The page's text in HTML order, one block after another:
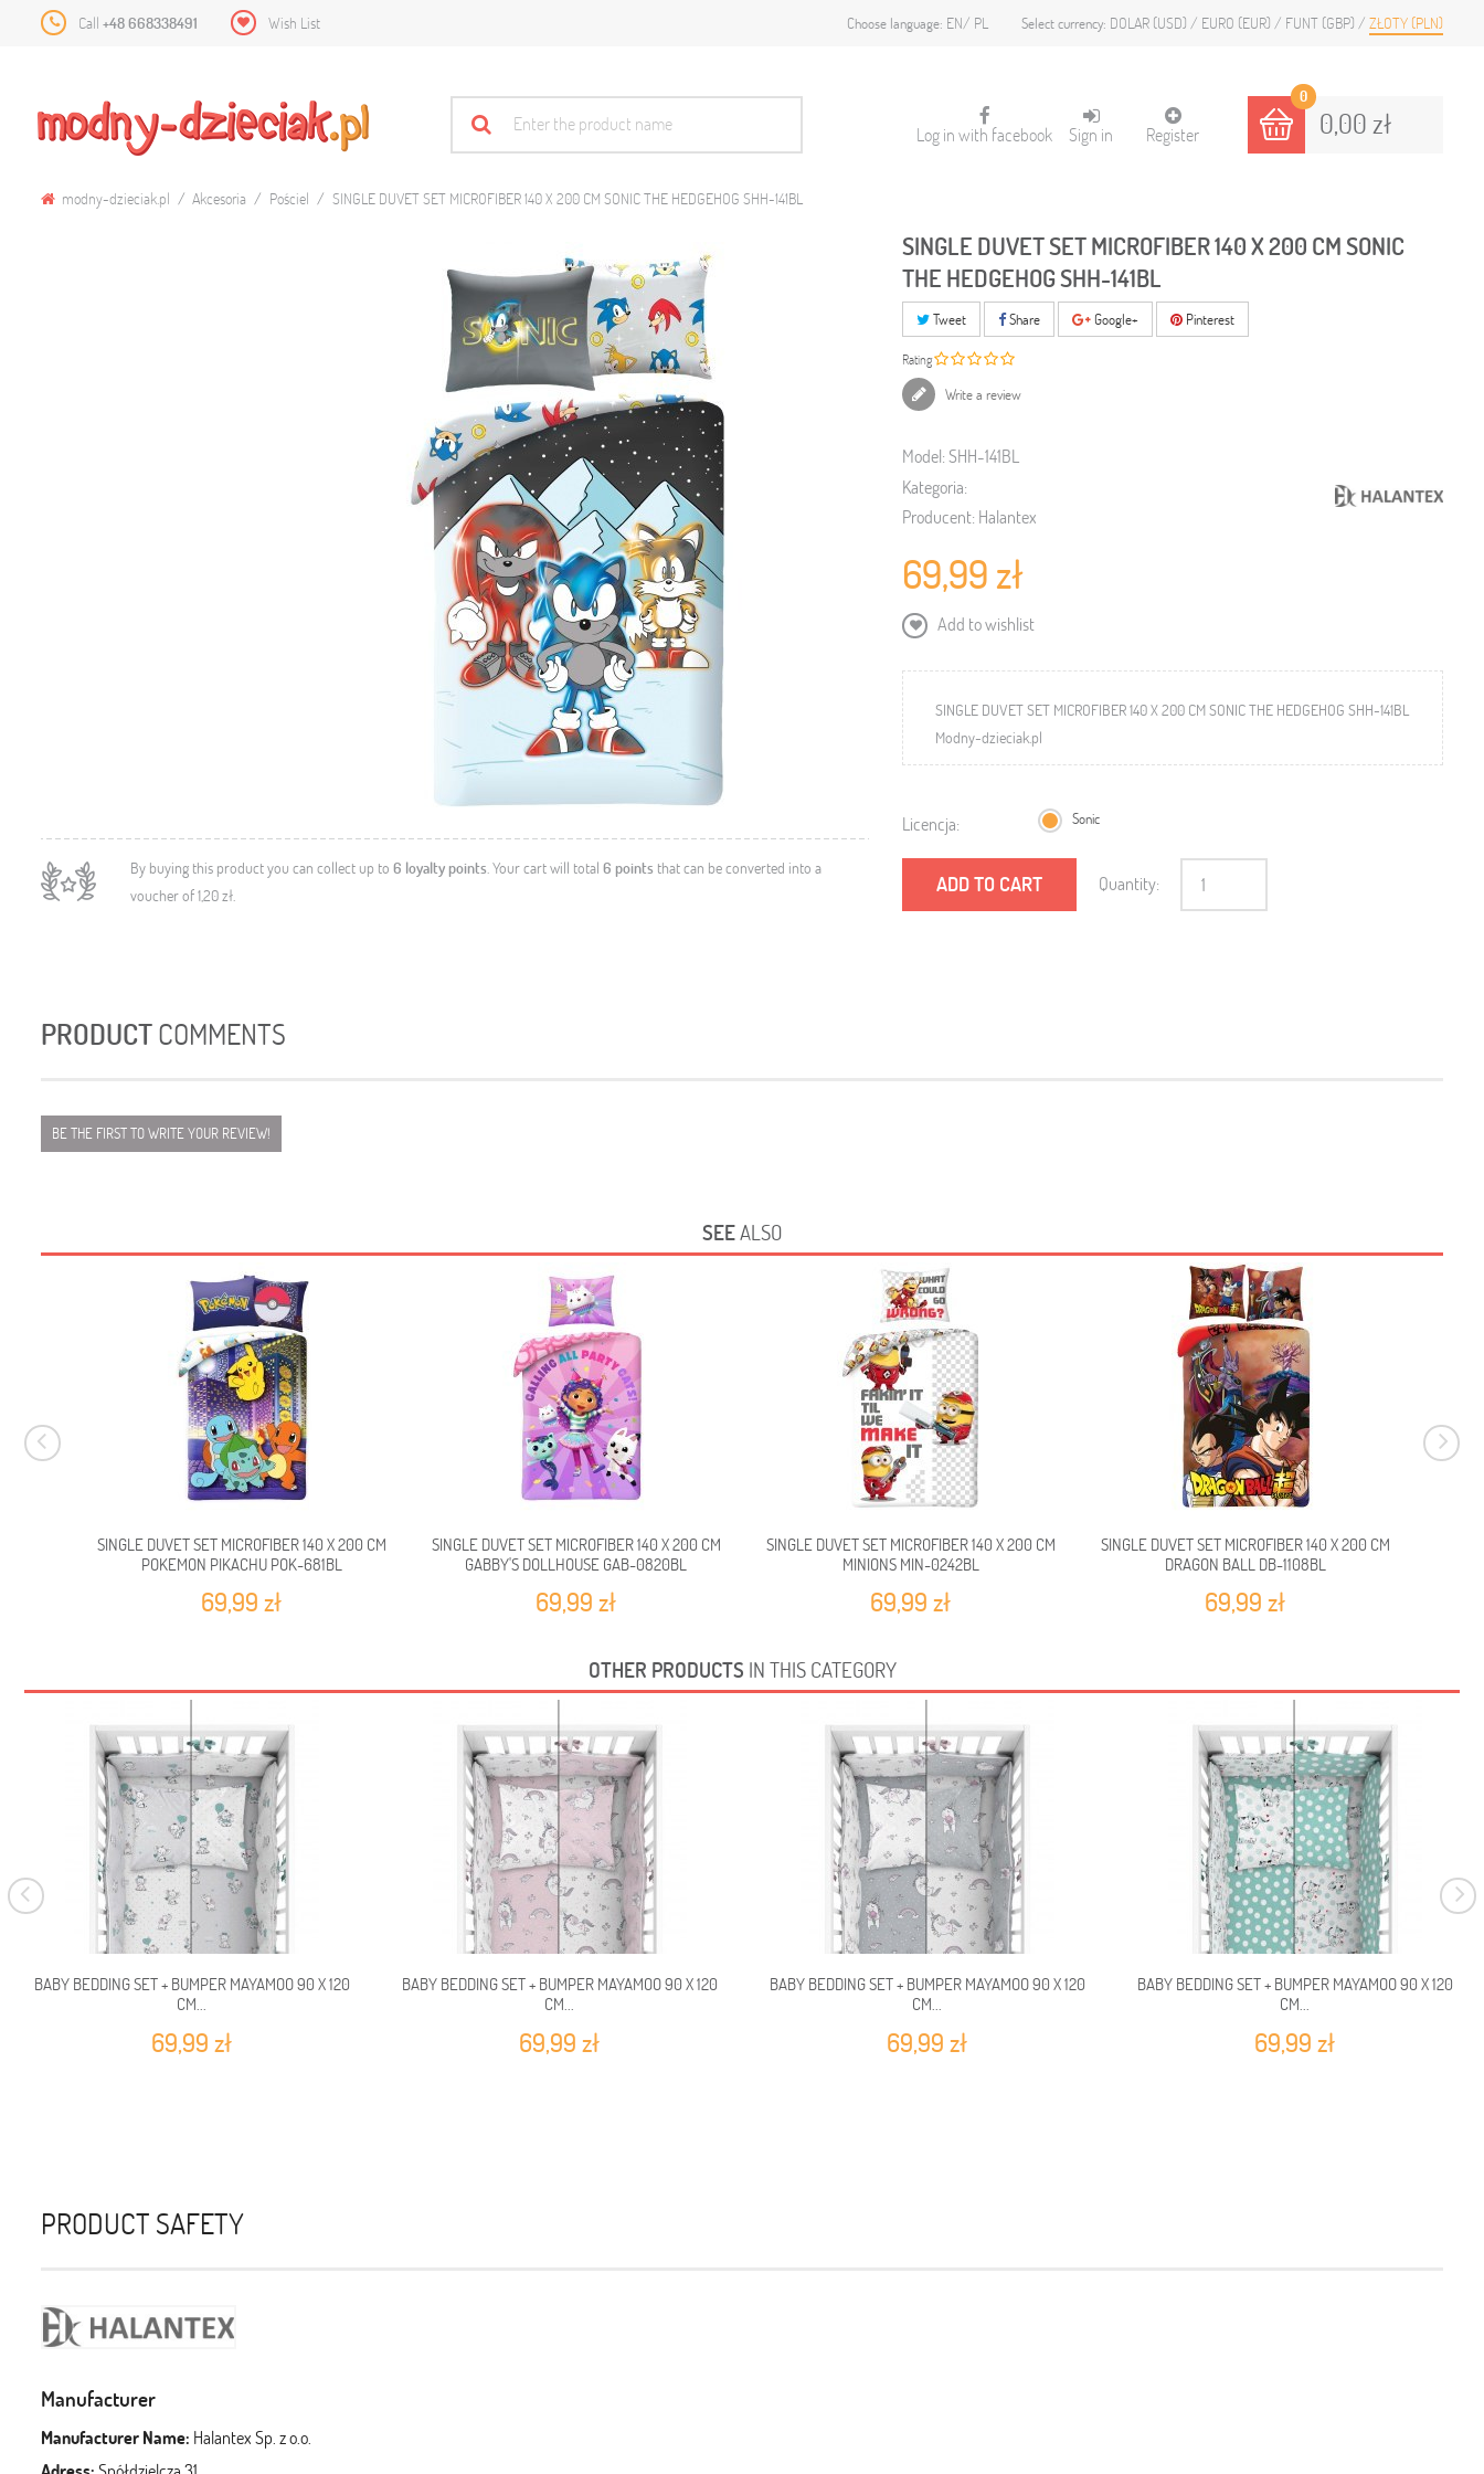
Call +48 668338491 Wish List Select currency: DOLAR (USD) EURO (EUR) FUNT (GBP) ZŁOTY (PLN)
Choose language: EN PL
0
0,00 zł
Sign in Register
Log in with facebook
modny-dzieciak.pl Akcesoria Pościel SINGLE DUVET SET MICROFIBER 140 X 200 CM SONIC THE HEDGEHOG SHH-141BL
By buying this product you can collect up to 6 loyalty points. Your cart will total 6 points that can be converted into a
voucher of1,20 zł.
SINGLE DUVET SET MICROFIBER 140 X 200 CM SONIC
THE HEDGEHOG SHH-141BL
Tweet Share Google+ Pinterest
Rating
Write a review
Model:SHH-141BL
Kategoria:
Producent: Halantex
69,99 zł
Add to wishlist
SINGLE DUVET SET MICROFIBER 140 X 200 CM SONIC THE HEDGEHOG SHH-141BL
Modny-dzieciak.pl
Licencja: Sonic
ADD TO CART Quantity:
PRODUCTCOMMENTS
BE THE FIRST TO WRITE YOUR REVIEW!
SEEALSO
SINGLE DUVET SET MICROFIBER 140 X 200 CM
POKEMON PIKACHU POK-681BL
69,99 zł
SINGLE DUVET SET MICROFIBER 140 X 200 CM
GABBY'S DOLLHOUSE GAB-0820BL
69,99 zł
SINGLE DUVET SET MICROFIBER 140 X 200 CM
MINIONS MIN-0242BL
69,99 zł
SINGLE DUVET SET MICROFIBER 140 X 200 CM
DRAGON BALL DB-1108BL
69,99 zł
OTHER PRODUCTS IN THIS CATEGORY
BABY BEDDING SET + BUMPER MAYAMOO 90 X 120
CM...
69,99 zł
BABY BEDDING SET + BUMPER MAYAMOO 90 X 120
CM...
69,99 zł
BABY BEDDING SET + BUMPER MAYAMOO 90 X 120
CM...
69,99 zł
BABY BEDDING SET + BUMPER MAYAMOO 90 X 120
CM...
69,99 zł
PRODUCT SAFETY
Manufacturer
Manufacturer Name: Halantex Sp. z o.o.